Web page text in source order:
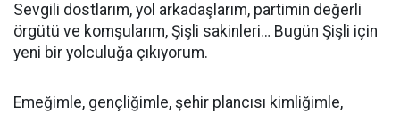
Sevgili dostlarım, yol arkadaşlarım, partimin değerli
örgütü ve komşularım, Şişli sakinleri… Bugün Şişli için
yeni bir yolculuğa çıkıyorum.
Emeğimle, gençliğimle, şehir plancısı kimliğimle,